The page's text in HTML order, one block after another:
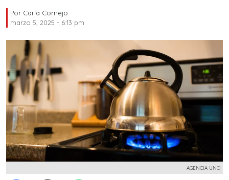
Por Carla Cornejo
marzo 5, 2025 - 6:13 pm
AGENCIA UNO